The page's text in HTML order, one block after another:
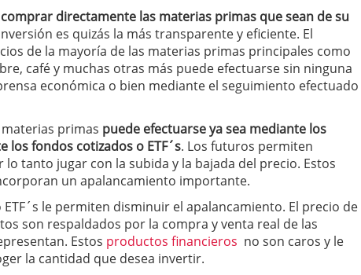
directamente las materias primas que sean de su
es quizás la más transparente y eficiente. El
de la mayoría de las materias primas principales como
café y muchas otras más puede efectuarse sin ninguna
económica o bien mediante el seguimiento efectuado
primas puede efectuarse ya sea mediante los
los fondos cotizados o ETF´s. Los futuros permiten
tanto jugar con la subida y la bajada del precio. Estos
un apalancamiento importante.
ETF´s le permiten disminuir el apalancamiento. El precio de
son respaldados por la compra y venta real de las
Estos productos financieros no son caros y le
la cantidad que desea invertir.